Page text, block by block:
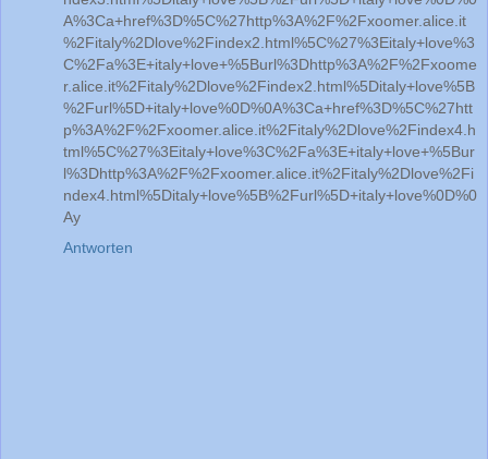
A%3Ca+href%3D%5C%27http%3A%2F%2Fxoomer.alice.it
%2Fitaly%2Dlove%2Findex2.html%5C%27%3Eitaly+love%3
C%2Fa%3E+italy+love+%5Burl%3Dhttp%3A%2F%2Fxoome
r.alice.it%2Fitaly%2Dlove%2Findex2.html%5Ditaly+love%5B
%2Furl%5D+italy+love%0D%0A%3Ca+href%3D%5C%27htt
p%3A%2F%2Fxoomer.alice.it%2Fitaly%2Dlove%2Findex4.h
tml%5C%27%3Eitaly+love%3C%2Fa%3E+italy+love+%5Bur
l%3Dhttp%3A%2F%2Fxoomer.alice.it%2Fitaly%2Dlove%2Fi
ndex4.html%5Ditaly+love%5B%2Furl%5D+italy+love%0D%0
Ay
Antworten